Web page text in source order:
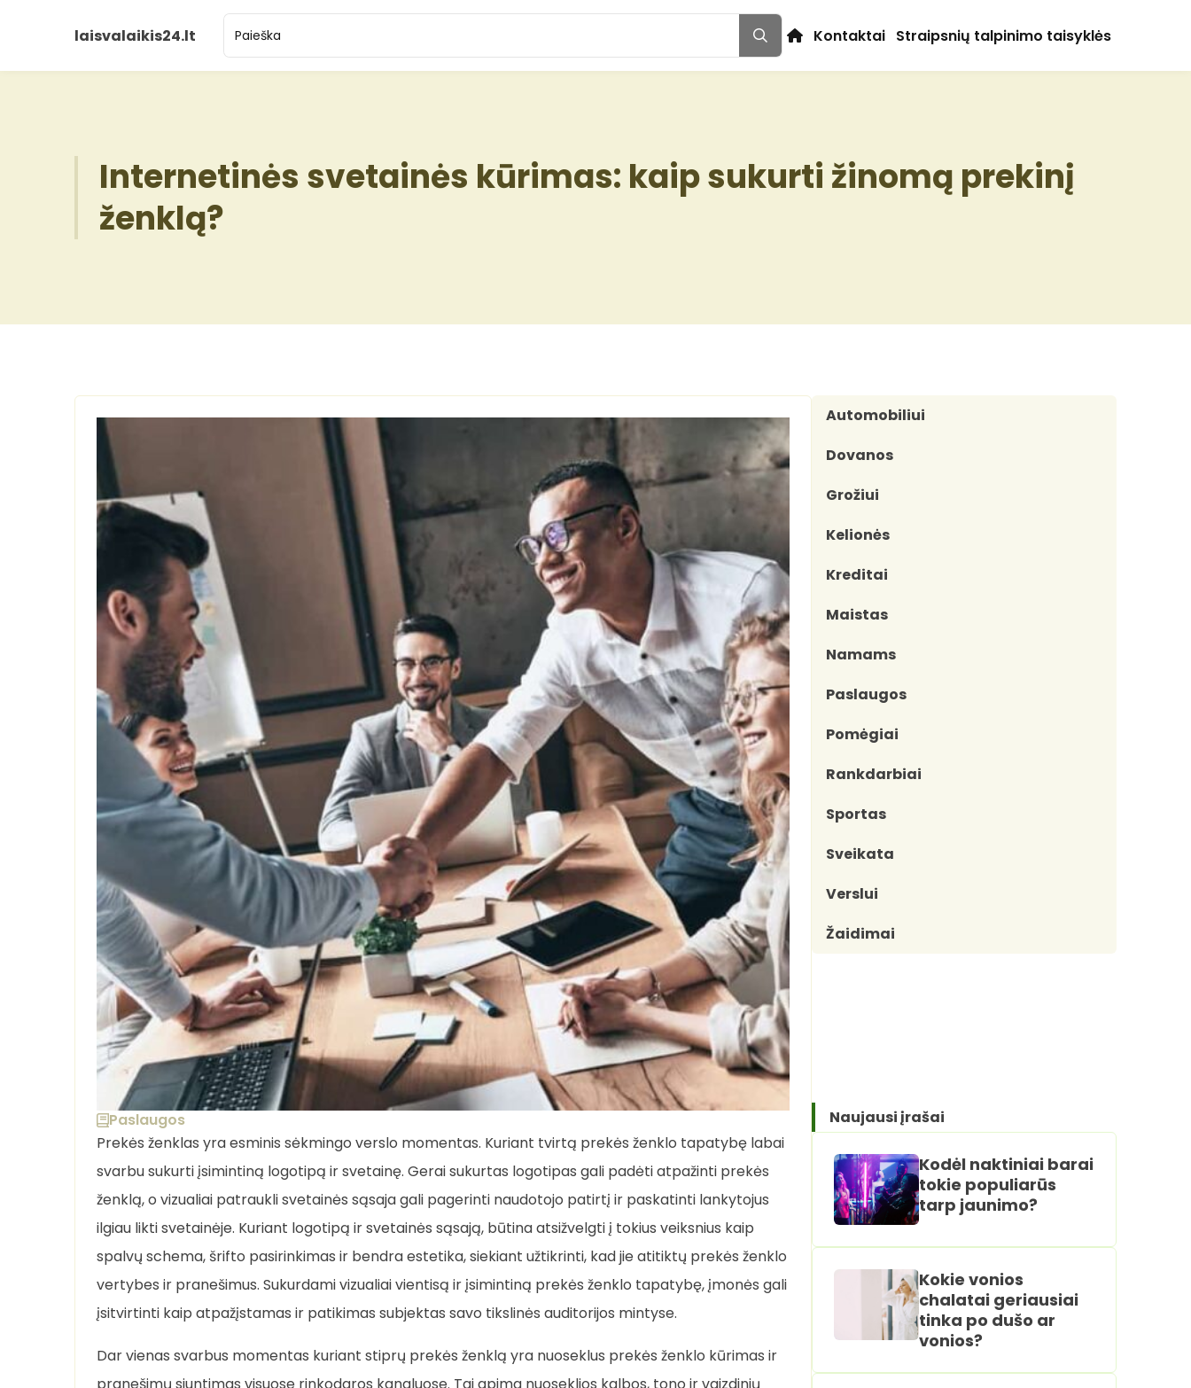
laisvalaikis24.lt Kontaktai Straipsnių talpinimo taisyklės
Internetinės svetainės kūrimas: kaip sukurti žinomą prekinį
ženklą?
Paslaugos
Prekės ženklas yra esminis sėkmingo verslo momentas. Kuriant tvirtą prekės ženklo tapatybę labai
svarbu sukurti įsimintiną logotipą ir svetainę. Gerai sukurtas logotipas gali padėti atpažinti prekės
ženklą, o vizualiai patraukli svetainės sąsaja gali pagerinti naudotojo patirtį ir paskatinti lankytojus
ilgiau likti svetainėje. Kuriant logotipą ir svetainės sąsają, būtina atsižvelgti į tokius veiksnius kaip
spalvų schema, šrifto pasirinkimas ir bendra estetika, siekiant užtikrinti, kad jie atitiktų prekės ženklo
vertybes ir pranešimus. Sukurdami vizualiai vientisą ir įsimintiną prekės ženklo tapatybę, įmonės gali
įsitvirtinti kaip atpažįstamas ir patikimas subjektas savo tikslinės auditorijos mintyse.
Dar vienas svarbus momentas kuriant stiprų prekės ženklą yra nuoseklus prekės ženklo kūrimas ir
Automobiliui
Dovanos
Grožiui
Kelionės
Kreditai
Maistas
Namams
Paslaugos
Pomėgiai
Rankdarbiai
Sportas
Sveikata
Verslui
Žaidimai
Naujausi įrašai
Kodėl naktiniai barai
tokie populiarūs
tarp jaunimo?
Kokie vonios
chalatai geriausiai
tinka po dušo ar
vonios?